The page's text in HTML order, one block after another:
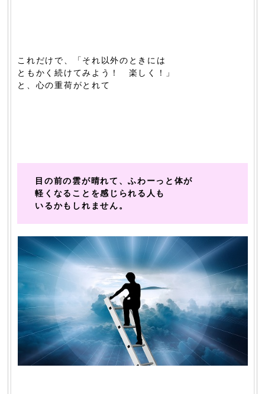
これだけで、「それ以外のときには
ともかく続けてみよう！ 楽しく！」
と、心の重荷がとれて
目の前の雲が晴れて、ふわーっと体が
軽くなることを感じられる人も
いるかもしれません。